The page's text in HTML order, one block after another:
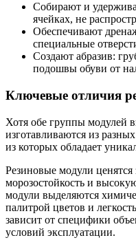
Собирают и
ячейках, не
Обеспечивают
специальные
Создают абразив:
подошвы обуви от
Ключевые отличия
Хотя обе группы модулей
изготавливаются из
из которых обладает
Резиновые модули ценятся
морозостойкость и
модули выделяются
палитрой цветов и
зависит от специфики
условий эксплуатации.